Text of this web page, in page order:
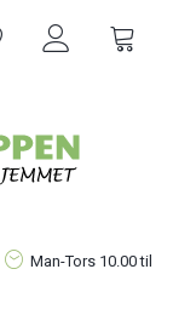
Man-Tors 10.00 til